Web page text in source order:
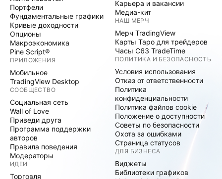
Портфели
Фундаментальные графики
Кривые доходности
Опционы
Макроэкономика
Pine Script®
ПРИЛОЖЕНИЯ
Мобильное
TradingView Desktop
СООБЩЕСТВО
Социальная сеть
Wall of Love
Приведи друга
Программа поддержки
авторов
Правила поведения
Модераторы
ИДЕИ
Торговля
Карьера и вакансии
Медиа-кит
НАШ МЕРЧ
Мерч TradingView
Карты Таро для трейдеров
Часы C63 TradeTime
ПОЛИТИКА И БЕЗОПАСНОСТЬ
Условия использования
Отказ от ответственности
Политика
конфиденциальности
Политика файлов cookie
Положение о доступности
Советы по безопасности
Охота за ошибками
Страница статусов
ДЛЯ БИЗНЕСА
Виджеты
Библиотеки графиков